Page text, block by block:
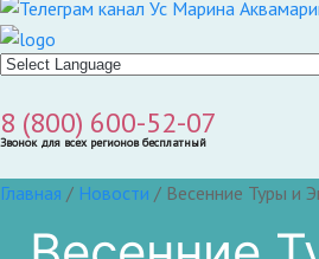
8 (800) 600-52-07
Звонок для всех регионов бесплатный
Главная / Новости / Весенние Туры и